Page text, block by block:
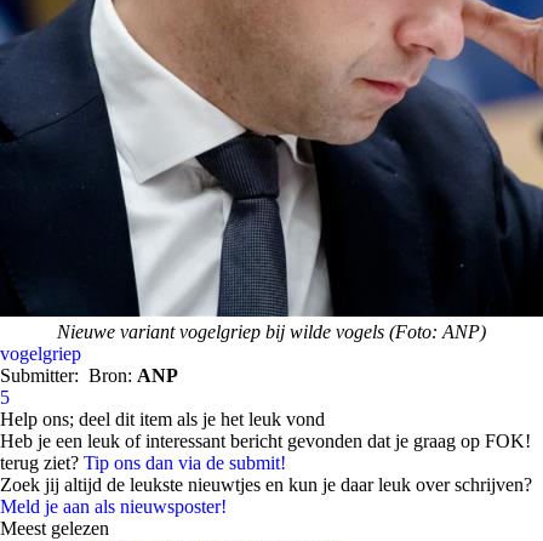
Nieuwe variant vogelgriep bij wilde vogels (Foto: ANP)
vogelgriep
Submitter: Bron: ANP
5
Help ons; deel dit item als je het leuk vond
Heb je een leuk of interessant bericht gevonden dat je graag op FOK!
terug ziet? Tip ons dan via de submit!
Zoek jij altijd de leukste nieuwtjes en kun je daar leuk over schrijven?
Meld je aan als nieuwsposter!
Meest gelezen